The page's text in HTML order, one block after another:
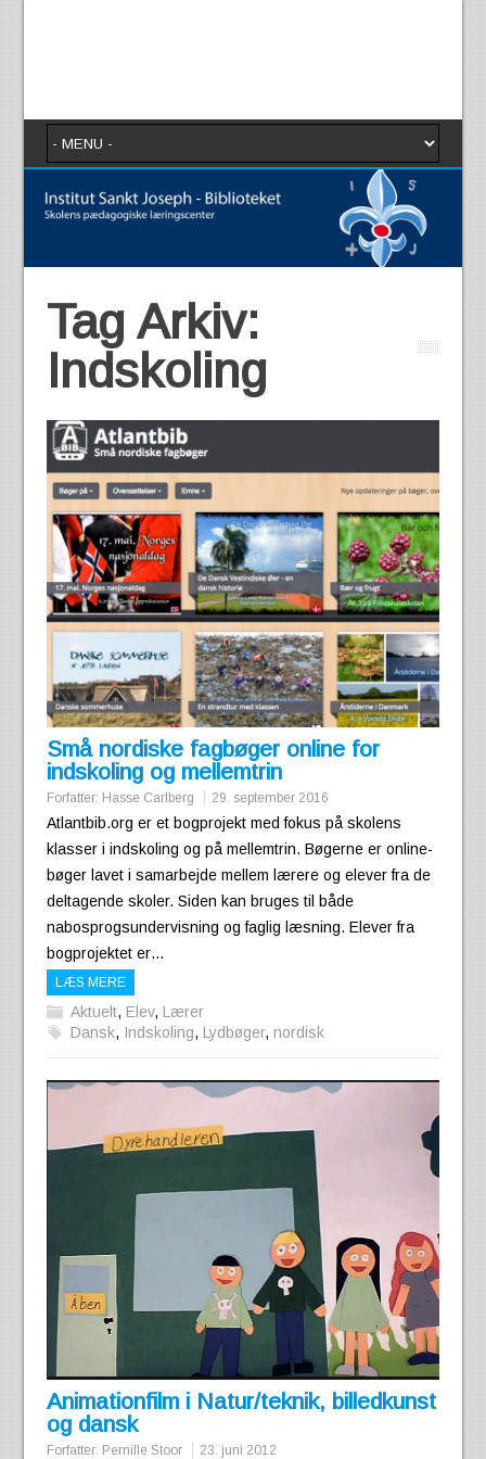
Tag Arkiv:
Indskoling
Små nordiske fagbøger online for
indskoling og mellemtrin
Forfatter: Hasse Carlberg 29. september 2016
Atlantbib.org er et bogprojekt med fokus på skolens
klasser i indskoling og på mellemtrin. Bøgerne er online-
bøger lavet i samarbejde mellem lærere og elever fra de
deltagende skoler. Siden kan bruges til både
nabosprogsundervisning og faglig læsning. Elever fra
bogprojektet er…
LÆS MERE
Aktuelt, Elev, Lærer
Dansk, Indskoling, Lydbøger, nordisk
Animationfilm i Natur/teknik, billedkunst
og dansk
Forfatter: Pernille Stoor 23. juni 2012